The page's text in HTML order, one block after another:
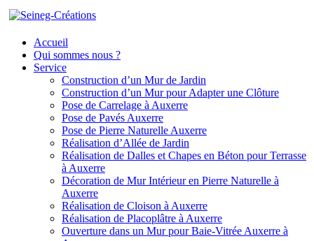
Accueil
Qui sommes nous ?
Service
Construction d’un Mur de Jardin
Construction d’un Mur pour Adapter une Clôture
Pose de Carrelage à Auxerre
Pose de Pavés Auxerre
Pose de Pierre Naturelle Auxerre
Réalisation d’Allée de Jardin
Réalisation de Dalles et Chapes en Béton pour Terrasse
à Auxerre
Décoration de Mur Intérieur en Pierre Naturelle à
Auxerre
Réalisation de Cloison à Auxerre
Réalisation de Placoplâtre à Auxerre
Ouverture dans un Mur pour Baie-Vitrée Auxerre à